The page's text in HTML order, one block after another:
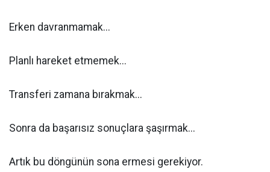
Erken davranmamak...
Planlı hareket etmemek...
Transferi zamana bırakmak...
Sonra da başarısız sonuçlara şaşırmak...
Artık bu döngünün sona ermesi gerekiyor.